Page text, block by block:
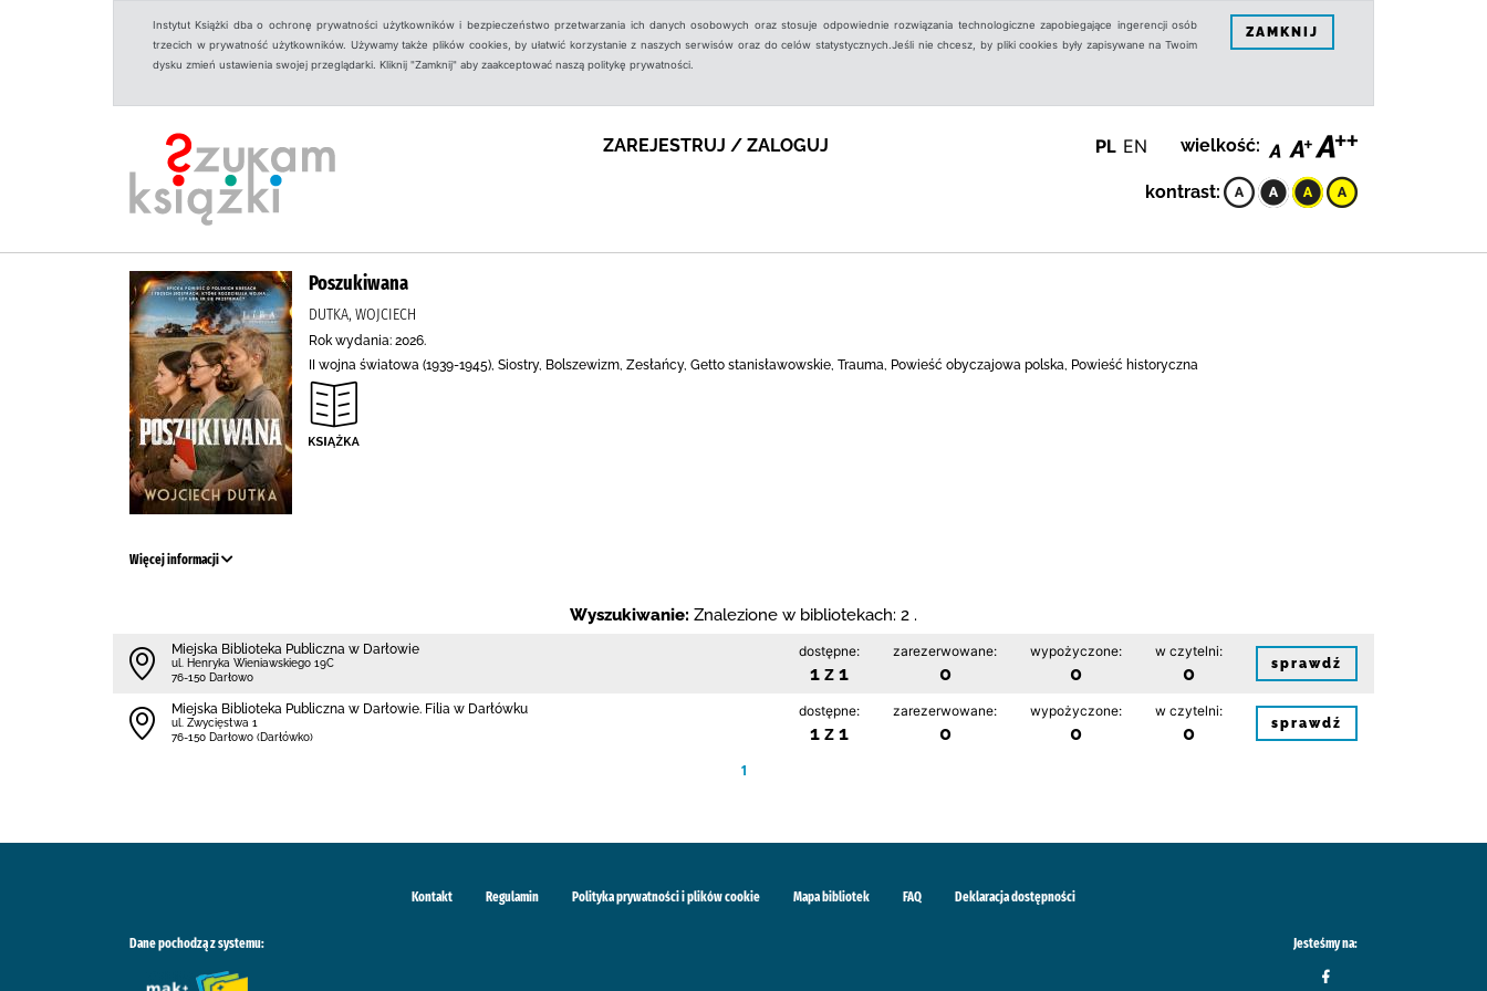
Instytut Książki dba o ochronę prywatności użytkowników i bezpieczeństwo przetwarzania ich danych osobowych oraz stosuje odpowiednie rozwiązania technologiczne zapobiegające ingerencji osób
trzecich w prywatność użytkowników. Używamy także plików cookies, by ułatwić korzystanie z naszych serwisów oraz do celów statystycznych.Jeśli nie chcesz, by pliki cookies były zapisywane na Twoim
dysku zmień ustawienia swojej przeglądarki. Kliknij "Zamknij" aby zaakceptować naszą politykę prywatności.
ZAMKNIJ
ZAREJESTRUJ / ZALOGUJ PL EN wielkość:
kontrast:
Poszukiwana
DUTKA, WOJCIECH
Rok wydania: 2026.
II wojna światowa (1939-1945), Siostry, Bolszewizm, Zesłańcy, Getto stanisławowskie, Trauma, Powieść obyczajowa polska, Powieść historyczna
Więcej informacji
Wyszukiwanie: Znalezione w bibliotekach: 2 .
Miejska Biblioteka Publiczna w Darłowie
ul. Henryka Wieniawskiego 19C
76-150 Darłowo
dostępne:
1 z 1
zarezerwowane:
0
wypożyczone:
0
w czytelni:
0 sprawdź
Miejska Biblioteka Publiczna w Darłowie. Filia w Darłówku
ul. Zwycięstwa 1
76-150 Darłowo (Darłówko)
dostępne:
1 z 1
zarezerwowane:
0
wypożyczone:
0
w czytelni:
0 sprawdź
1
Kontakt Regulamin Polityka prywatności i plików cookie Mapa bibliotek FAQ Deklaracja dostępności
Dane pochodzą z systemu: Jesteśmy na: